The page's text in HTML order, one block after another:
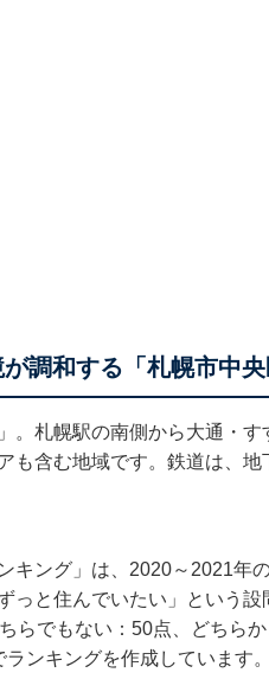
調和する「札幌市中央
。札幌駅の南側から大通・
も含む地域です。鉄道は、
キング」は、2020～2021年
っと住んでいたい」という
らでもない：50点、どちら
ンキングを作成しています。